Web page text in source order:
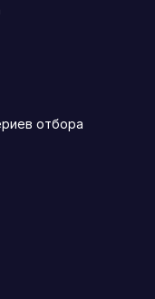
отбора